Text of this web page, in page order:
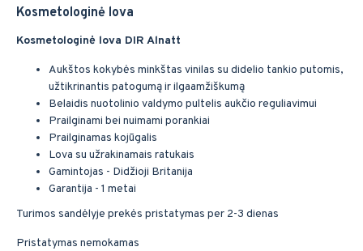
Kosmetologinė lova
Kosmetologinė lova DIR Alnatt
Aukštos kokybės minkštas vinilas su didelio tankio putomis,
užtikrinantis patogumą ir ilgaamžiškumą
Belaidis nuotolinio valdymo pultelis aukčio reguliavimui
Prailginami bei nuimami porankiai
Prailginamas kojūgalis
Lova su užrakinamais ratukais
Gamintojas - Didžioji Britanija
Garantija - 1 metai
Turimos sandėlyje prekės pristatymas per 2-3 dienas
Pristatymas nemokamas